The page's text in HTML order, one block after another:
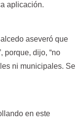
aplicación.
aseveró que
porque, dijo, “no
ni municipales. Se
en este